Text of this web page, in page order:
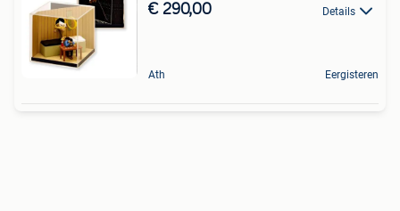
€ 290,00 Details
Ath Eergisteren